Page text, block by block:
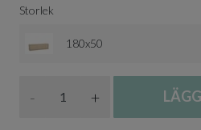
Storlek
180x50
- +